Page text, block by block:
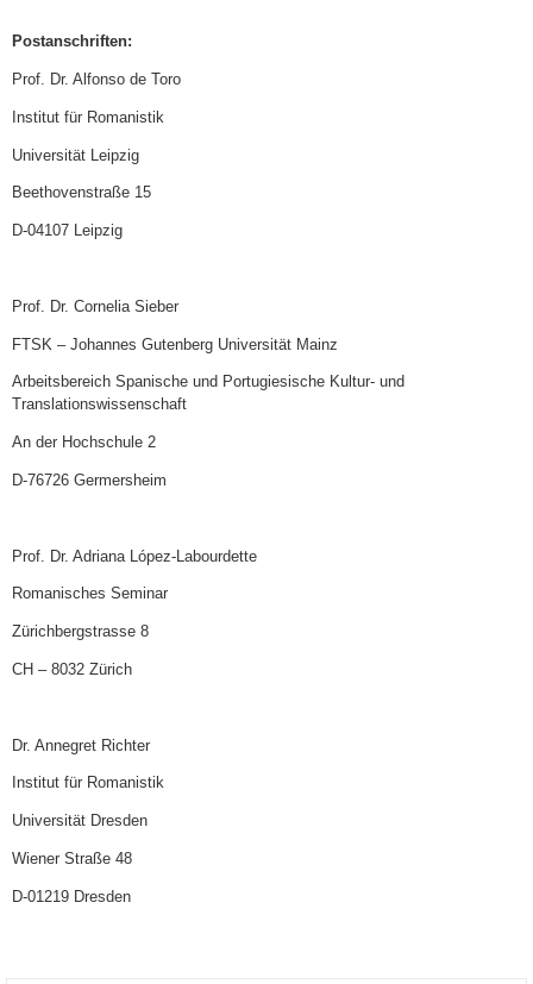
Postanschriften:
Prof. Dr. Alfonso de Toro
Institut für Romanistik
Universität Leipzig
Beethovenstraße 15
D-04107 Leipzig
Prof. Dr. Cornelia Sieber
FTSK – Johannes Gutenberg Universität Mainz
Arbeitsbereich Spanische und Portugiesische Kultur- und
Translationswissenschaft
An der Hochschule 2
D-76726 Germersheim
Prof. Dr. Adriana López-Labourdette
Romanisches Seminar
Zürichbergstrasse 8
CH – 8032 Zürich
Dr. Annegret Richter
Institut für Romanistik
Universität Dresden
Wiener Straße 48
D-01219 Dresden